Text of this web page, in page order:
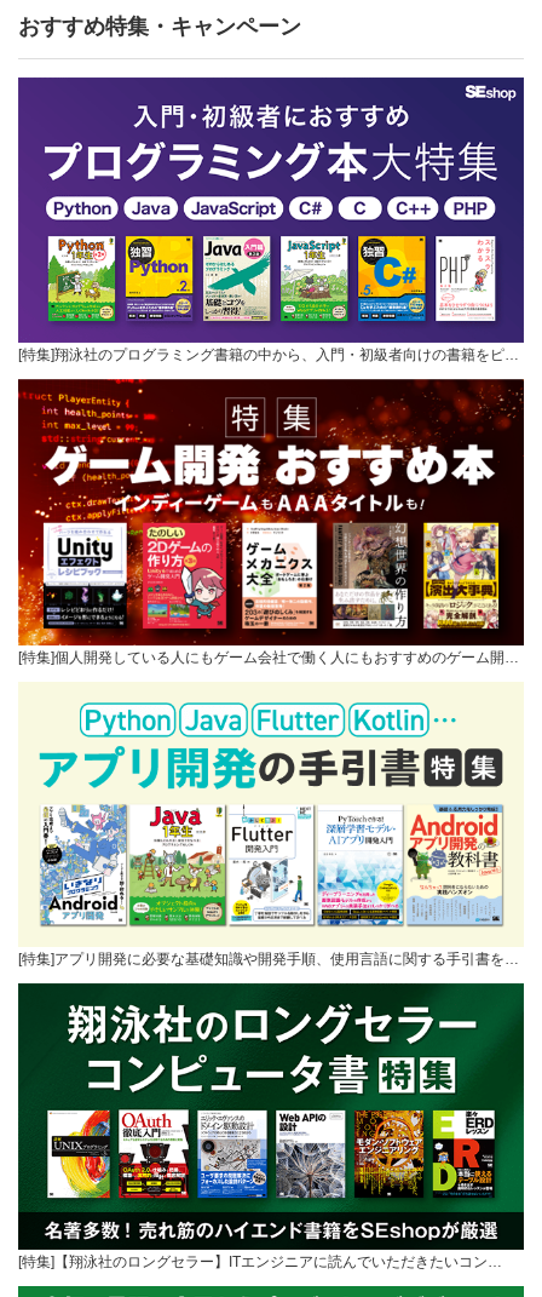
おすすめ特集・キャンペーン
[特集]翔泳社のプログラミング書籍の中から、入門・初級者向けの書籍をピ…
[特集]個人開発している人にもゲーム会社で働く人にもおすすめのゲーム開…
[特集]アプリ開発に必要な基礎知識や開発手順、使用言語に関する手引書を…
[特集]【翔泳社のロングセラー】ITエンジニアに読んでいただきたいコン…